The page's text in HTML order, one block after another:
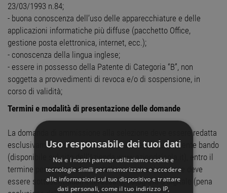
23/03/1993 n.84;
- buona conoscenza dell’uso delle apparecchiature e delle
applicazioni informatiche più diffuse (pacchetto Office,
gestione posta elettronica, internet, ecc.);
- conoscenza della lingua inglese;
- essere in possesso della Patente di Categoria “B”, non
soggetta a provvedimenti di revoca e/o di sospensione, in
corso di validità;
Termini e modalità di presentazione delle domande
La domanda di ammissione alla selezione deve essere redatta
esclusivamente secondo lo schema allegato al presente bando
(disponibile sul sito dell’Azienda www.aziendaisola.it), entro il
termine perentorio indicato dall’avviso di selezione, e deve
essere sottoscrittadall’interessato, autografa o digitale (pena
Uso responsabile dei tuoi dati
Noi e i nostri partner utilizziamo cookie e
tecnologie simili per memorizzare e accedere
alle informazioni sul tuo dispositivo e trattare
dati personali, come il tuo indirizzo IP,